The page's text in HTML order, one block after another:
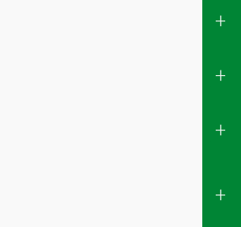
+
+
+
+